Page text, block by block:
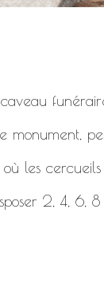
monument,
les
2, 4, 6,